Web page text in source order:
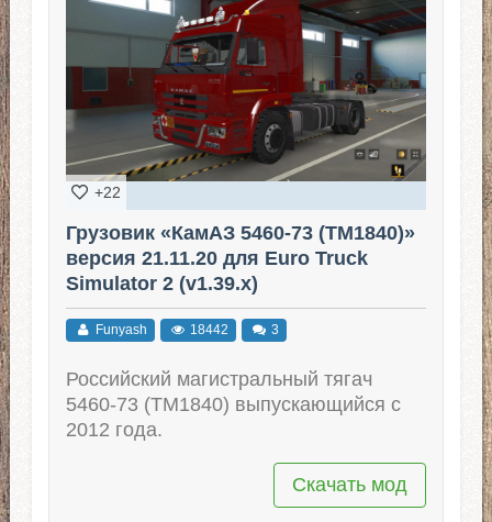
+22
Грузовик «КамАЗ 5460-73 (ТМ1840)»
версия 21.11.20 для Euro Truck
Simulator 2 (v1.39.x)
Funyash 18442 3
Российский магистральный тягач
5460-73 (ТМ1840) выпускающийся с
2012 года.
Скачать мод